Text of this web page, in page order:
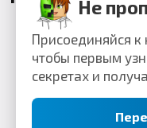
Не
Присоединяйся
чтобы первым
секретах и